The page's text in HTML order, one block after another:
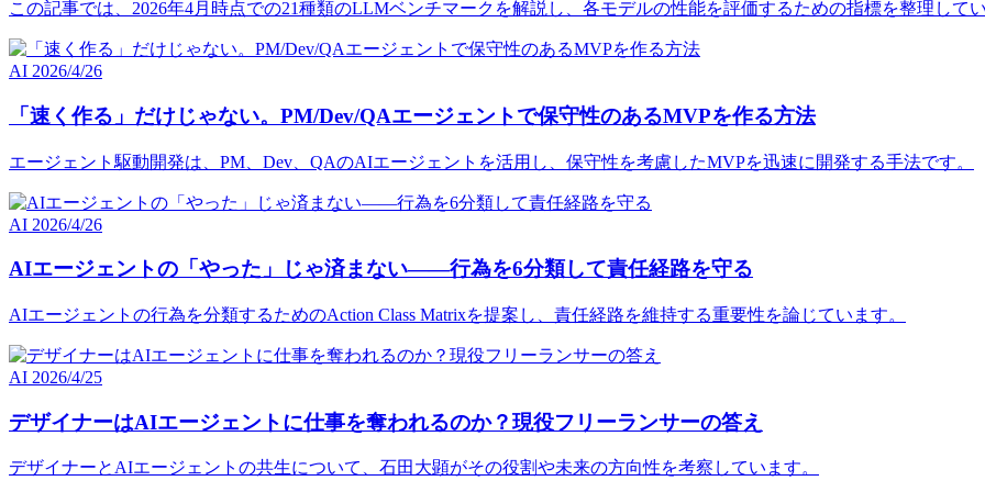
この記事では、2026年4月時点での21種類のLLMベンチマークを解説し、各モデルの性能を評価するための指標を整理して
AI 2026/4/26
「速く作る」だけじゃない。PM/Dev/QAエージェントで保守性のあるMVPを作る方法
エージェント駆動開発は、PM、Dev、QAのAIエージェントを活用し、保守性を考慮したMVPを迅速に開発する手法です。
AI 2026/4/26
AIエージェントの「やった」じゃ済まない――行為を6分類して責任経路を守る
AIエージェントの行為を分類するためのAction Class Matrixを提案し、責任経路を維持する重要性を論じています。
AI 2026/4/25
デザイナーはAIエージェントに仕事を奪われるのか？現役フリーランサーの答え
デザイナーとAIエージェントの共生について、石田大顕がその役割や未来の方向性を考察しています。